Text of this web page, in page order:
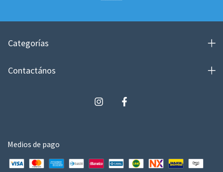
Categorías
Contactános
Medios de pago